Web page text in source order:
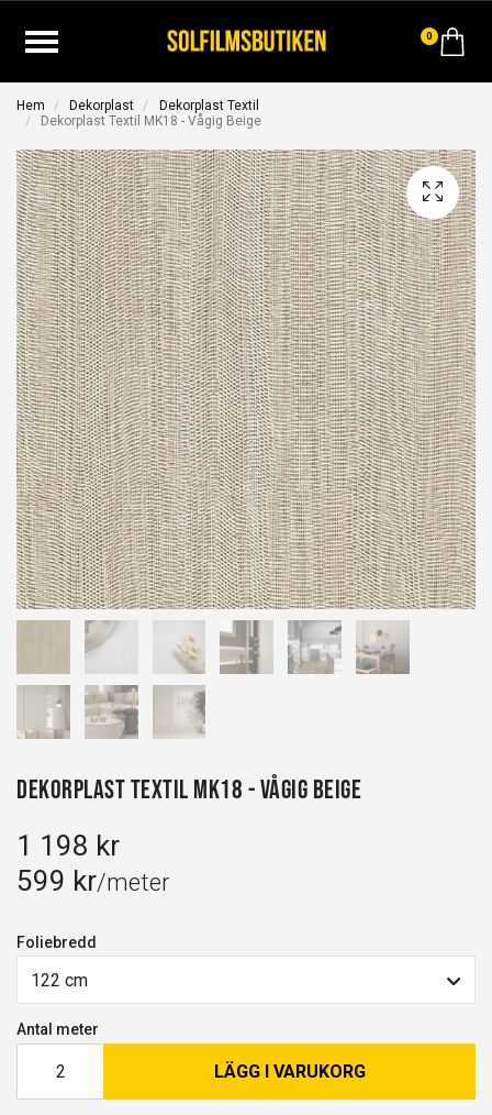
0
Hem Dekorplast
Dekorplast Textil
Dekorplast Textil MK18 - Vågig Beige
Dekorplast Textil MK18 - Vågig Beige
1 198 kr
599 kr/meter
Foliebredd
122 cm
Antal meter
LÄGG I VARUKORG